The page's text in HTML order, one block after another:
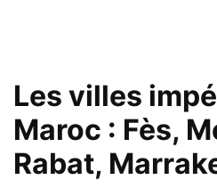
Les villes
Maroc : Fès,
Rabat,